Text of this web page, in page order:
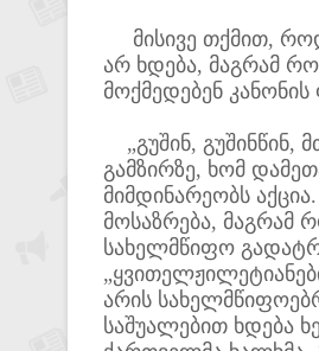
მისივე თქმით,
არ ხდება, მაგრამ
მოქმედებენ
„გუშინ, გუშინწინ,
გამზირზე, ხომ
მიმდინარეობს
მოსაზრება, მაგრამ
სახელმწიფო
არის
საშუალებით ხდება